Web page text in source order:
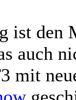
ist den
auch
mit